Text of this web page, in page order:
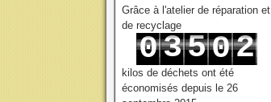
Grâce à l'atelier de réparation et
de recyclage
0
1
3
4
5
6
0
1
2
3
kilos de déchets ont été
économisés depuis le 26